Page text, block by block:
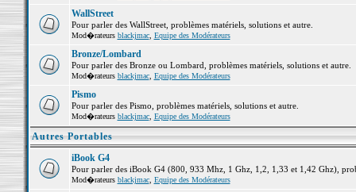
WallStreet
Pour parler des WallStreet, problèmes matériels, solutions et autre.
Mod�rateurs blackjmac, Equipe des Modérateurs
Bronze/Lombard
Pour parler des Bronze ou Lombard, problèmes matériels, solutions et autre.
Mod�rateurs blackjmac, Equipe des Modérateurs
Pismo
Pour parler des Pismo, problèmes matériels, solutions et autre.
Mod�rateurs blackjmac, Equipe des Modérateurs
Autres Portables
iBook G4
Pour parler des iBook G4 (800, 933 Mhz, 1 Ghz, 1,2, 1,33 et 1,42 Ghz),
Mod�rateurs blackjmac, Equipe des Modérateurs